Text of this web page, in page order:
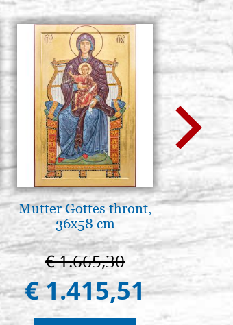
Mutter Gottes thront,
36x58 cm
€ 1.665,30
€ 1.415,51
Il
The
€